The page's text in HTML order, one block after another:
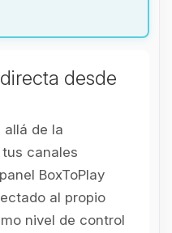
desde
allá de la
canales
BoxToPlay
al propio
nivel de control